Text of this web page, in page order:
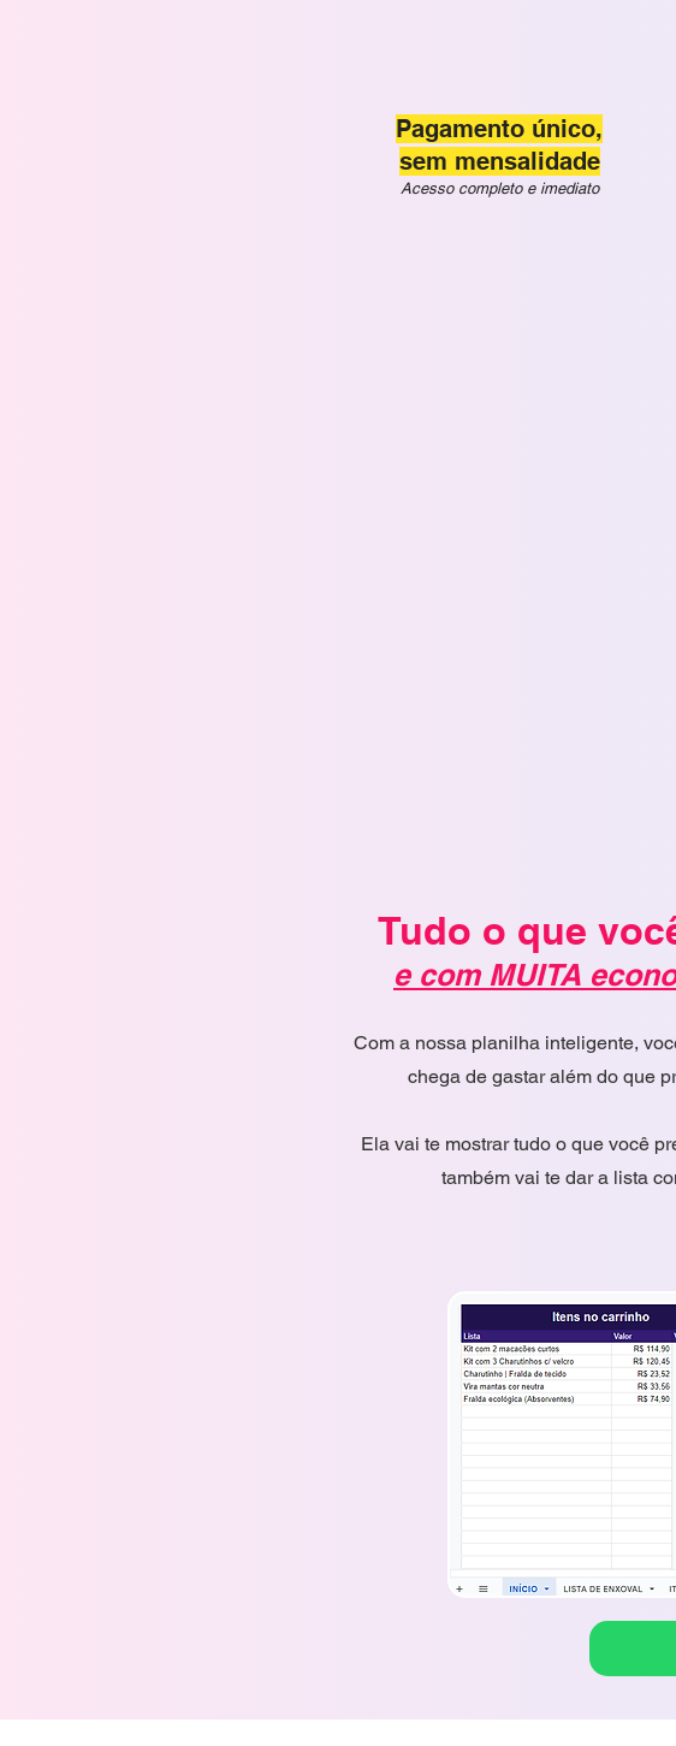
Pagamento único,
sem mensalidade
Acesso completo e imediato
Tudo o que
e com MUITA
Com a nossa planilha inteligente,
chega de gastar além do que
Ela vai te mostrar tudo o que você
também vai te dar a lista